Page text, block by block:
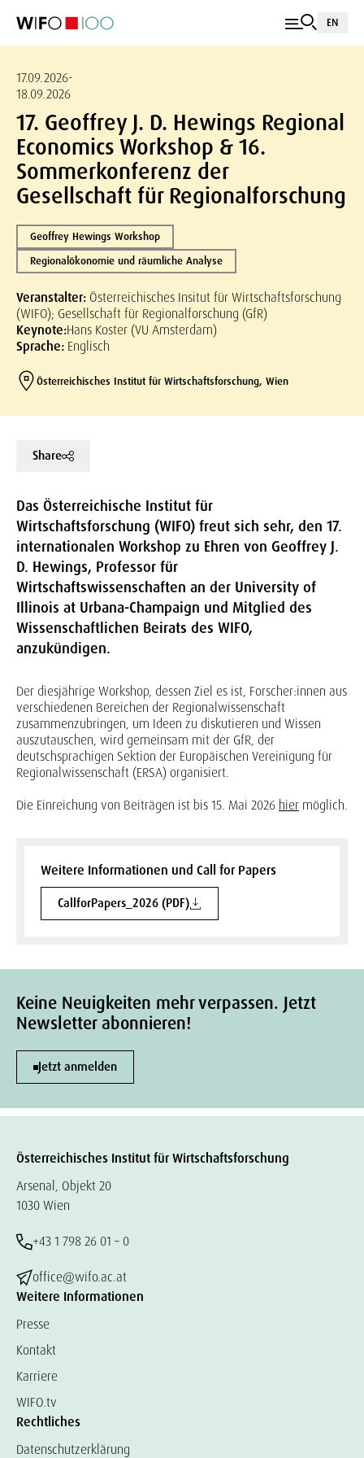
EN
17.09.2026-
18.09.2026
17. Geoffrey J. D. Hewings Regional
Economics Workshop & 16.
Sommerkonferenz der
Gesellschaft für Regionalforschung
Geoffrey Hewings Workshop
Regionalökonomie und räumliche Analyse
Veranstalter: Österreichisches Insitut für Wirtschaftsforschung
(WIFO); Gesellschaft für Regionalforschung (GfR)
Keynote:Hans Koster (VU Amsterdam)
Sprache: Englisch
Österreichisches Institut für Wirtschaftsforschung, Wien
Share
Das Österreichische Institut für
Wirtschaftsforschung (WIFO) freut sich sehr, den 17.
internationalen Workshop zu Ehren von Geoffrey J.
D. Hewings, Professor für
Wirtschaftswissenschaften an der University of
Illinois at Urbana-Champaign und Mitglied des
Wissenschaftlichen Beirats des WIFO,
anzukündigen.
Der diesjährige Workshop, dessen Ziel es ist, Forscher:innen aus
verschiedenen Bereichen der Regionalwissenschaft
zusammenzubringen, um Ideen zu diskutieren und Wissen
auszutauschen, wird gemeinsam mit der GfR, der
deutschsprachigen Sektion der Europäischen Vereinigung für
Regionalwissenschaft (ERSA) organisiert.
Die Einreichung von Beiträgen ist bis 15. Mai 2026 hier möglich.
Weitere Informationen und Call for Papers
CallforPapers_2026 (PDF)
Keine Neuigkeiten mehr verpassen. Jetzt
Newsletter abonnieren!
Jetzt anmelden
Österreichisches Institut für Wirtschaftsforschung
Arsenal, Objekt 20
1030 Wien
+43 1 798 26 01 – 0
office@wifo.ac.at
Weitere Informationen
Presse
Kontakt
Karriere
WIFO.tv
Rechtliches
Datenschutzerklärung